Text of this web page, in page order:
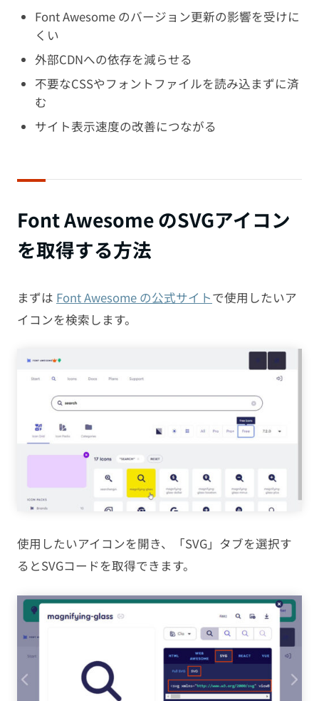
Font Awesome のバージョン更新の影響を受けに
くい
外部CDNへの依存を減らせる
不要なCSSやフォントファイルを読み込まずに済
む
サイト表示速度の改善につながる
Font Awesome のSVGアイコン
を取得する方法
まずは Font Awesome の公式サイトで使用したいア
イコンを検索します。
使用したいアイコンを開き、「SVG」タブを選択す
るとSVGコードを取得できます。